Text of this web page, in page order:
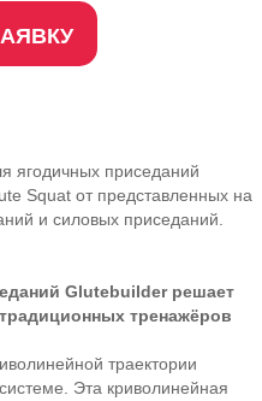
ягодичных приседаний
Squat от представленных на
и силовых приседаний.
Glutebuilder решает
тренажёров
траектории
Эта криволинейная